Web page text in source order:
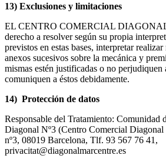
13) Exclusiones y limitaciones
EL CENTRO COMERCIAL DIAGONAL
derecho a resolver según su propia
previstos en estas bases, interpretar
anexos sucesivos sobre la mecánica y
mismas estén justificadas o no perjudiquen
comuniquen a éstos debidamente.
14) Protección de datos
Responsable del Tratamiento: Comunidad
Diagonal Nº3 (Centro Comercial
nº3, 08019 Barcelona, Tlf. 93 567 76 41,
privacitat@diagonalmarcentre.es